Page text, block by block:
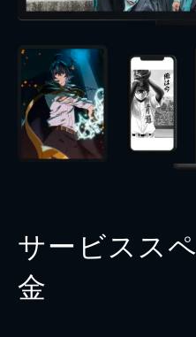
サービスス
金